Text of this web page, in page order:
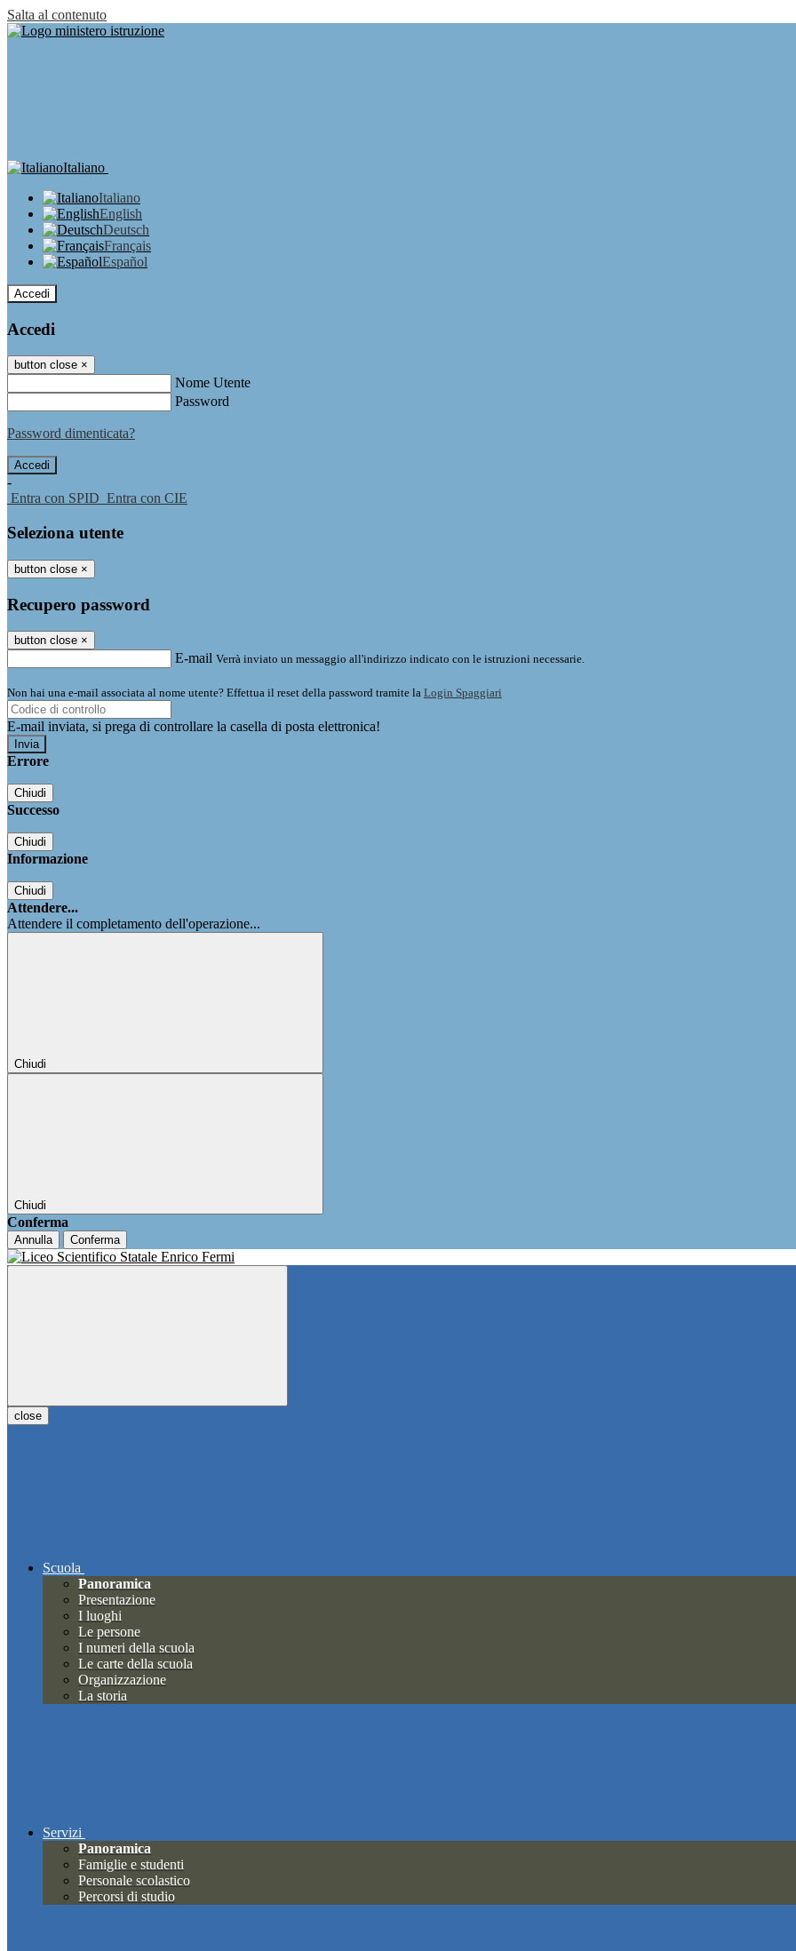
Salta al contenuto
Italiano
Italiano
English
Deutsch
Français
Español
Accedi
Accedi
button close ×
Nome Utente
Password
Password dimenticata?
-
Entra con SPID Entra con CIE
Seleziona utente
button close ×
Recupero password
button close ×
E-mail Verrà inviato un messaggio all'indirizzo indicato con le istruzioni necessarie.
Non hai una e-mail associata al nome utente? Effettua il reset della password tramite la Login Spaggiari
E-mail inviata, si prega di controllare la casella di posta elettronica!
Errore
Chiudi
Successo
Chiudi
Informazione
Chiudi
Attendere...
Attendere il completamento dell'operazione...
Chiudi
Chiudi
Conferma
Annulla Conferma
close
Scuola
Panoramica
Presentazione
I luoghi
Le persone
I numeri della scuola
Le carte della scuola
Organizzazione
La storia
Servizi
Panoramica
Famiglie e studenti
Personale scolastico
Percorsi di studio